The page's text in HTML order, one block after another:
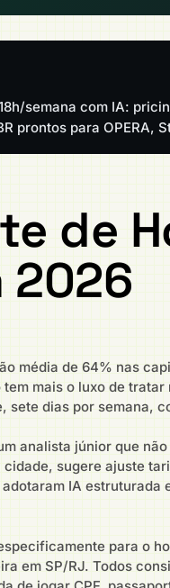
semana com IA:
prontos para OPERA,
de
2026
média de 64% nas
mais o luxo de
dias por semana,
analista júnior que
sugere ajuste
IA
para o
em SP/RJ. Todos